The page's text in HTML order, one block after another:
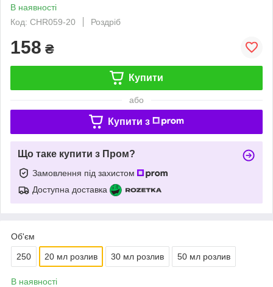
В наявності
Код: CHR059-20
Роздріб
158 ₴
Купити
або
Купити з
Що таке купити з Пром?
Замовлення під захистом
Доступна доставка
Об'єм
250 20 мл розлив 30 мл розлив 50 мл розлив
В наявності